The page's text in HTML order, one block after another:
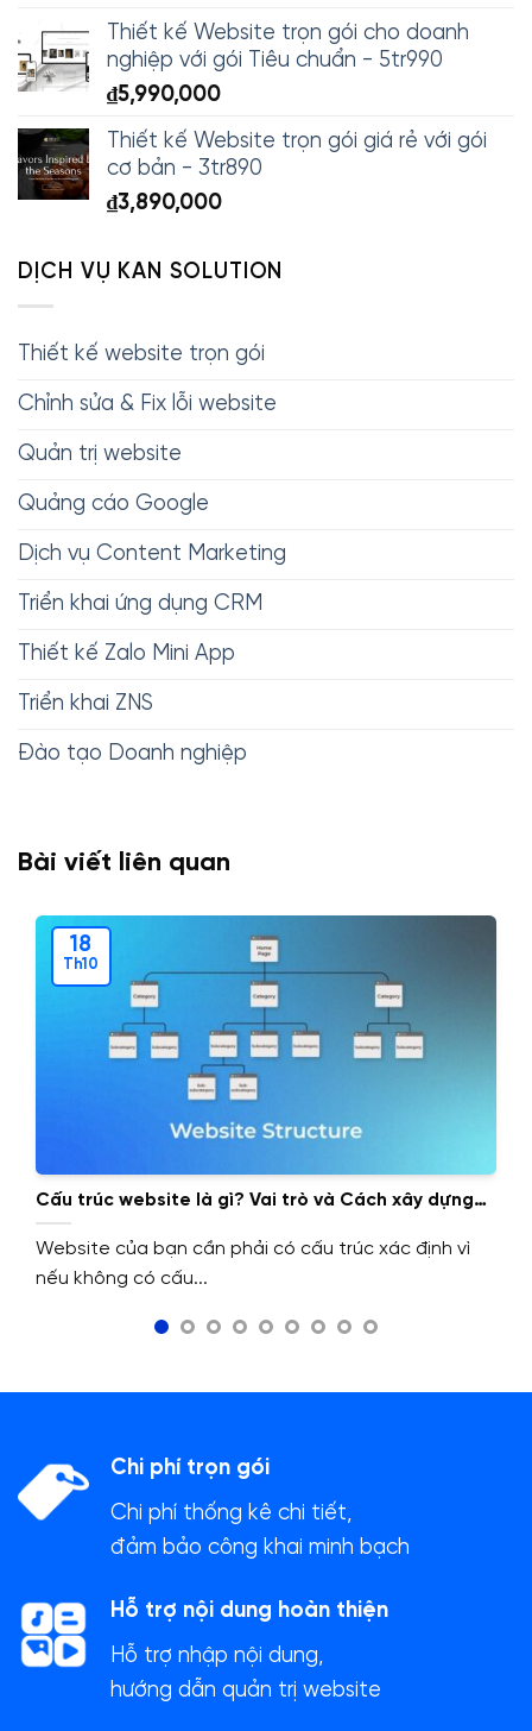
Thiết kế Website trọn gói cho doanh
nghiệp với gói Tiêu chuẩn - 5tr990
₫5,990,000
Thiết kế Website trọn gói giá rẻ với gói
cơ bản - 3tr890
₫3,890,000
DỊCH VỤ KAN SOLUTION
Thiết kế website trọn gói
Chỉnh sửa & Fix lỗi website
Quản trị website
Quảng cáo Google
Dịch vụ Content Marketing
Triển khai ứng dụng CRM
Thiết kế Zalo Mini App
Triển khai ZNS
Đào tạo Doanh nghiệp
Bài viết liên quan
Cấu trúc website là gì? Vai trò và Cách xây dựng
cấu trúc website.
Website của bạn cần phải có cấu trúc xác định vì
nếu không có cấu...
18
Th10
Chi phí trọn gói
Chi phí thống kê chi tiết,
đảm bảo công khai minh bạch
Hỗ trợ nội dung hoàn thiện
Hỗ trợ nhập nội dung,
hướng dẫn quản trị website